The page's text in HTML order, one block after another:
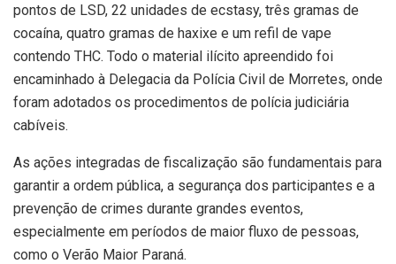
pontos de LSD, 22 unidades de ecstasy, três gramas de
cocaína, quatro gramas de haxixe e um refil de vape
contendo THC. Todo o material ilícito apreendido foi
encaminhado à Delegacia da Polícia Civil de Morretes, onde
foram adotados os procedimentos de polícia judiciária
cabíveis.
As ações integradas de fiscalização são fundamentais para
garantir a ordem pública, a segurança dos participantes e a
prevenção de crimes durante grandes eventos,
especialmente em períodos de maior fluxo de pessoas,
como o Verão Maior Paraná.